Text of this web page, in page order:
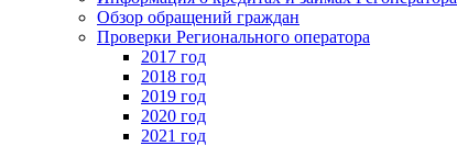
Обзор обращений граждан
Проверки Регионального оператора
2017 год
2018 год
2019 год
2020 год
2021 год